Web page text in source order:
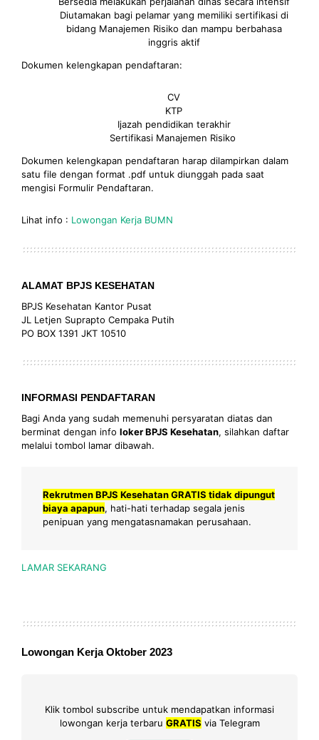
Diutamakan bagi pelamar yang memiliki sertifikasi di
bidang Manajemen Risiko dan mampu berbahasa
inggris aktif
Dokumen kelengkapan pendaftaran:
CV
KTP
Ijazah pendidikan terakhir
Sertifikasi Manajemen Risiko
Dokumen kelengkapan pendaftaran harap dilampirkan dalam
satu file dengan format .pdf untuk diunggah pada saat
mengisi Formulir Pendaftaran.
Lihat info : Lowongan Kerja BUMN
ALAMAT BPJS KESEHATAN
BPJS Kesehatan Kantor Pusat
JL Letjen Suprapto Cempaka Putih
PO BOX 1391 JKT 10510
INFORMASI PENDAFTARAN
Bagi Anda yang sudah memenuhi persyaratan diatas dan
berminat dengan info loker BPJS Kesehatan, silahkan daftar
melalui tombol lamar dibawah.
Rekrutmen BPJS Kesehatan GRATIS tidak dipungut
biaya apapun, hati-hati terhadap segala jenis
penipuan yang mengatasnamakan perusahaan.
LAMAR SEKARANG
Lowongan Kerja Oktober 2023
Klik tombol subscribe untuk mendapatkan informasi
lowongan kerja terbaru GRATIS via Telegram